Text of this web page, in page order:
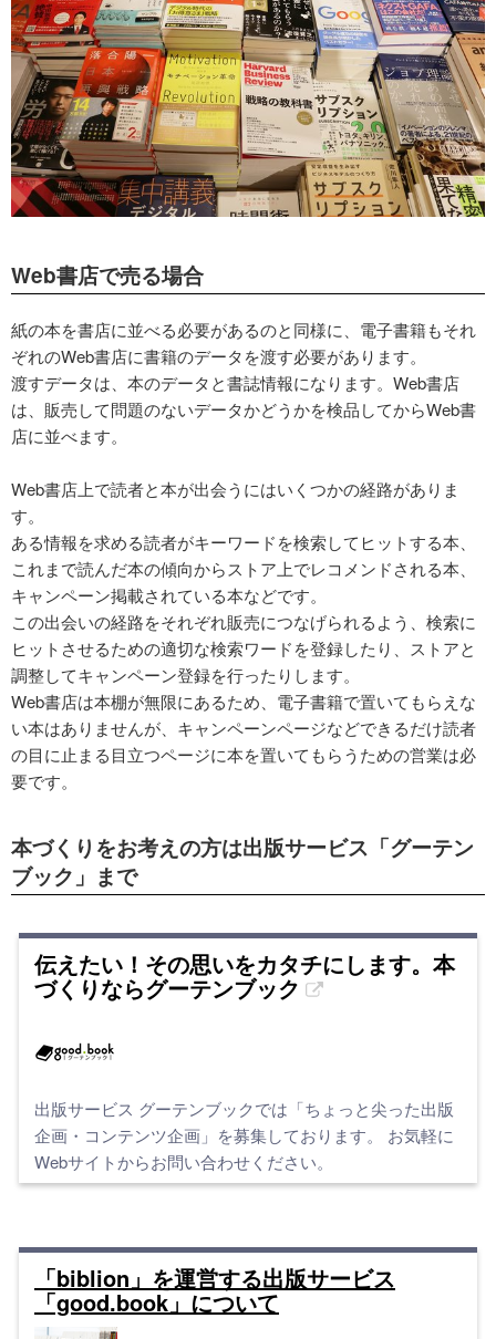
Web書店で売る場合
紙の本を書店に並べる必要があるのと同様に、電子書籍もそれ
ぞれのWeb書店に書籍のデータを渡す必要があります。
渡すデータは、本のデータと書誌情報になります。Web書店
は、販売して問題のないデータかどうかを検品してからWeb書
店に並べます。
Web書店上で読者と本が出会うにはいくつかの経路がありま
す。
ある情報を求める読者がキーワードを検索してヒットする本、
これまで読んだ本の傾向からストア上でレコメンドされる本、
キャンペーン掲載されている本などです。
この出会いの経路をそれぞれ販売につなげられるよう、検索に
ヒットさせるための適切な検索ワードを登録したり、ストアと
調整してキャンペーン登録を行ったりします。
Web書店は本棚が無限にあるため、電子書籍で置いてもらえな
い本はありませんが、キャンペーンページなどできるだけ読者
の目に止まる目立つページに本を置いてもらうための営業は必
要です。
本づくりをお考えの方は出版サービス「グーテン
ブック」まで
伝えたい！その思いをカタチにします。本
づくりならグーテンブック
出版サービス グーテンブックでは「ちょっと尖った出版
企画・コンテンツ企画」を募集しております。 お気軽に
Webサイトからお問い合わせください。
「biblion」を運営する出版サービス
「good.book」について